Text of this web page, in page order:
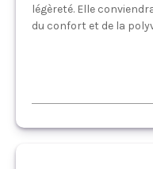
légèreté. Elle
du confort et de la